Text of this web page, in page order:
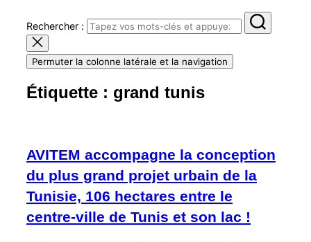
Rechercher :
Permuter la colonne latérale et la navigation
Étiquette : grand tunis
AVITEM accompagne la conception
du plus grand projet urbain de la
Tunisie, 106 hectares entre le
centre-ville de Tunis et son lac !